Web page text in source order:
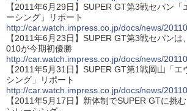
【2011年6月29日】SUPER GT第3戦セパン「
ーシング」リポート
http://car.watch.impress.co.jp/docs/news/
【2011年6月23日】SUPER GT第3戦セパンは
010が今期初優勝
http://car.watch.impress.co.jp/docs/news/
【2011年5月31日】SUPER GT第1戦岡山「エ
シング」リポート
http://car.watch.impress.co.jp/docs/news/
【2011年5月17日】新体制でSUPER GTに挑